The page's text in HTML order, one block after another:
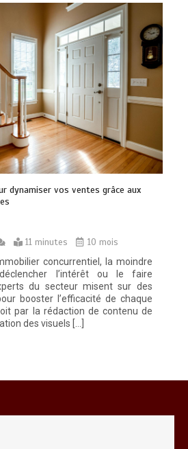
dynamiser vos ventes grâce aux
11 minutes
10 mois
concurrentiel, la moindre
l’intérêt ou le faire
du secteur misent sur des
booster l’efficacité de chaque
par la rédaction de contenu de
des visuels […]
Quelles sont les entreprises de
Massage à Arcachon les mieux
techniquement ?
15 minutes
vos road trips à moto
Paysagiste à Sainte-Eulalie : ce qui